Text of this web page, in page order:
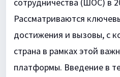
Рассматриваются
достижения и вызовы, с
страна в рамках этой
платформы. Введение в